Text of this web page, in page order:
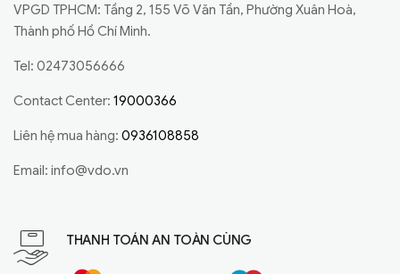
VPGD TPHCM: Tầng 2, 155 Võ Văn Tần, Phường Xuân Hoà,
Thành phố Hồ Chí Minh.
Tel: 02473056666
Contact Center: 19000366
Liên hệ mua hàng: 0936108858
Email: info@vdo.vn
THANH TOÁN AN TOÀN CÙNG